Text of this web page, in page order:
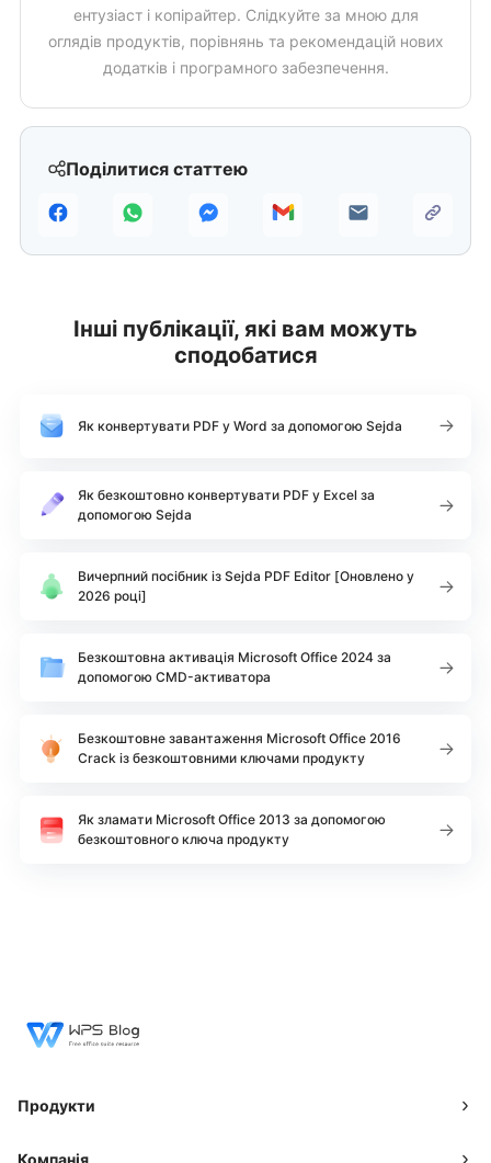
Поділитися статтею
ентузіаст і копірайтер. Слідкуйте за мною для
оглядів продуктів, порівнянь та рекомендацій нових
додатків і програмного забезпечення.
Інші публікації, які вам можуть
сподобатися
Як конвертувати PDF у Word за допомогою Sejda
Як безкоштовно конвертувати PDF у Excel за
допомогою Sejda
Вичерпний посібник із Sejda PDF Editor [Оновлено у
2026 році]
Безкоштовна активація Microsoft Office 2024 за
допомогою CMD-активатора
Безкоштовне завантаження Microsoft Office 2016
Crack із безкоштовними ключами продукту
Як зламати Microsoft Office 2013 за допомогою
безкоштовного ключа продукту
Продукти